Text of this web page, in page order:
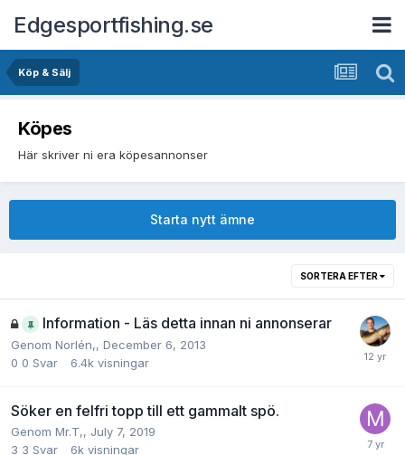
Edgesportfishing.se
Köp & Sälj
Köpes
Här skriver ni era köpesannonser
Starta nytt ämne
SORTERA EFTER
Information - Läs detta innan ni annonserar
Genom Norlén,, December 6, 2013
0 0 Svar 6.4k visningar
Söker en felfri topp till ett gammalt spö.
Genom Mr.T,, July 7, 2019
3 3 Svar 6k visningar